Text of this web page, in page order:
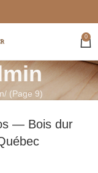
0
(Page 9)
— Bois dur